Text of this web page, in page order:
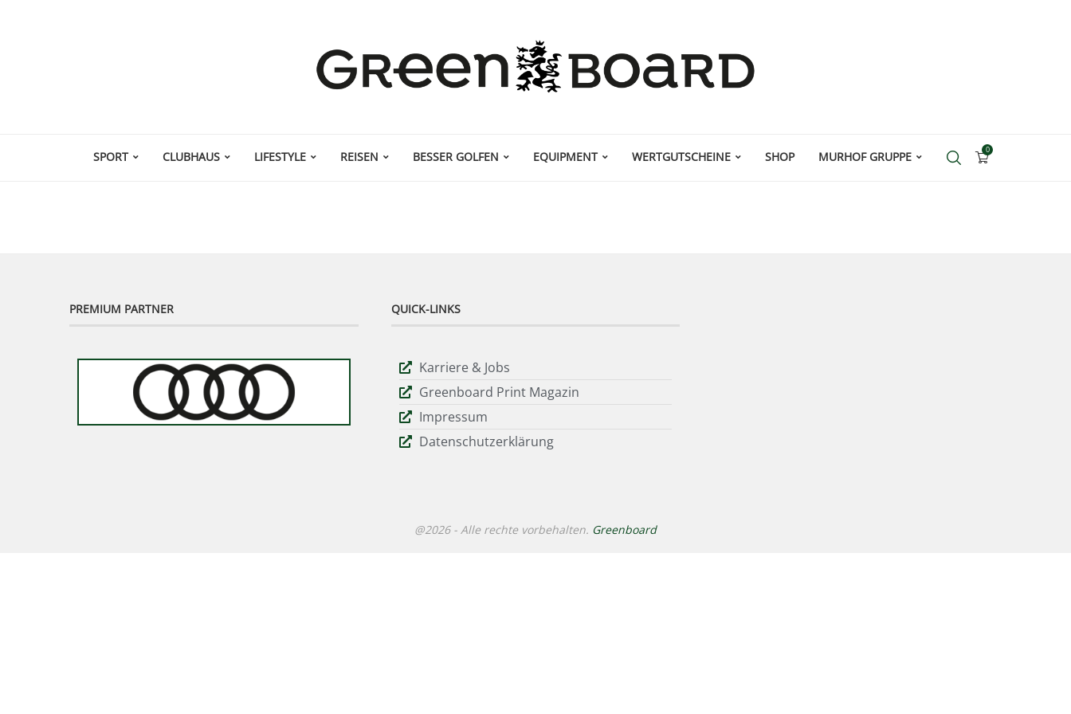
SPORT CLUBHAUS LIFESTYLE REISEN BESSER GOLFEN EQUIPMENT WERTGUTSCHEINE SHOP MURHOF GRUPPE 0
PREMIUM PARTNER QUICK-LINKS
Karriere & Jobs
Greenboard Print Magazin
Impressum
Datenschutzerklärung
@2026 - Alle rechte vorbehalten. Greenboard